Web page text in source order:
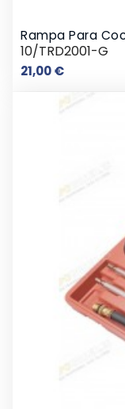
Rampa Para
10/TRD2001-G
21,00 €Precio